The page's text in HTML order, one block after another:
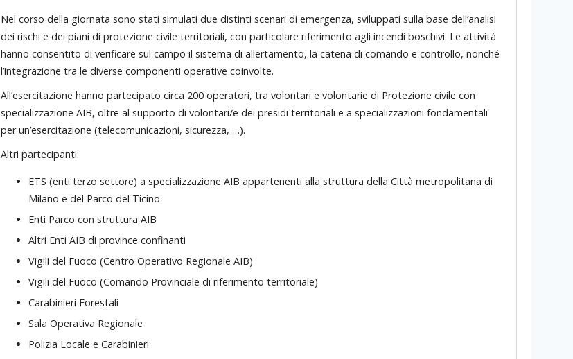
Nel corso della giornata sono stati simulati due distinti scenari di emergenza, sviluppati sulla base dell’analisi
dei rischi e dei piani di protezione civile territoriali, con particolare riferimento agli incendi boschivi. Le attività
hanno consentito di verificare sul campo il sistema di allertamento, la catena di comando e controllo, nonché
l’integrazione tra le diverse componenti operative coinvolte.
All’esercitazione hanno partecipato circa 200 operatori, tra volontari e volontarie di Protezione civile con
specializzazione AIB, oltre al supporto di volontari/e dei presidi territoriali e a specializzazioni fondamentali
per un’esercitazione (telecomunicazioni, sicurezza, …).
Altri partecipanti:
ETS (enti terzo settore) a specializzazione AIB appartenenti alla struttura della Città metropolitana di
Milano e del Parco del Ticino
Enti Parco con struttura AIB
Altri Enti AIB di province confinanti
Vigili del Fuoco (Centro Operativo Regionale AIB)
Vigili del Fuoco (Comando Provinciale di riferimento territoriale)
Carabinieri Forestali
Sala Operativa Regionale
Polizia Locale e Carabinieri